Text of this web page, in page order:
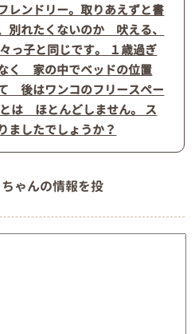
レンドリー。取りあえずと書
れたくないのか 吠える、
っ子と同じです。 １歳過ぎ
く 家の中でベッドの位置
後はワンコのフリースペー
は ほとんどしません。 ス
したでしょうか？
ゃんの情報を投